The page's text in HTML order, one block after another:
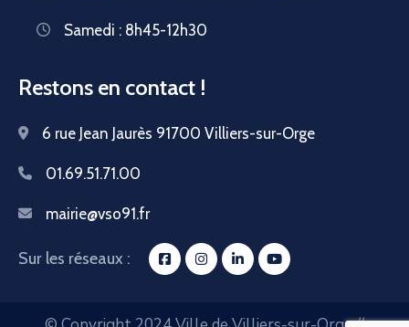
Samedi : 8h45-12h30
Restons en contact !
6 rue Jean Jaurès 91700 Villiers-sur-Orge
01.69.51.71.00
mairie@vso91.fr
Sur les réseaux :